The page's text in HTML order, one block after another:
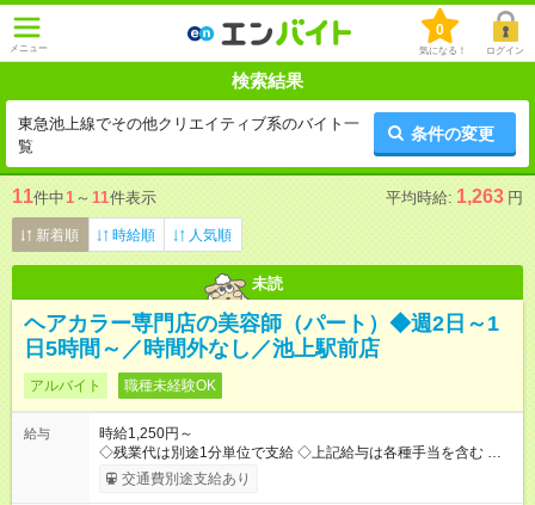
メニュー
0
気になる！ ログイン
検索結果
東急池上線でその他クリエイティブ系のバイト一
覧
条件の変更
11件中1 ～ 11件表示 平均時給: 1,263 円
新着順 時給順 人気順
未読
ヘアカラー専門店の美容師（パート）◆週2日～1
日5時間～／時間外なし／池上駅前店
アルバイト 職種未経験OK
給与
時給1,250円～
◇残業代は別途1分単位で支給 ◇上記給与は各種手当を含む ◇毎
月インセンティブポイント付与 ・店舗売上や入客人数などに応
じてインセンティブポイントを付与 ・ポイントは6ヶ月に一度引
交通費別途支給あり